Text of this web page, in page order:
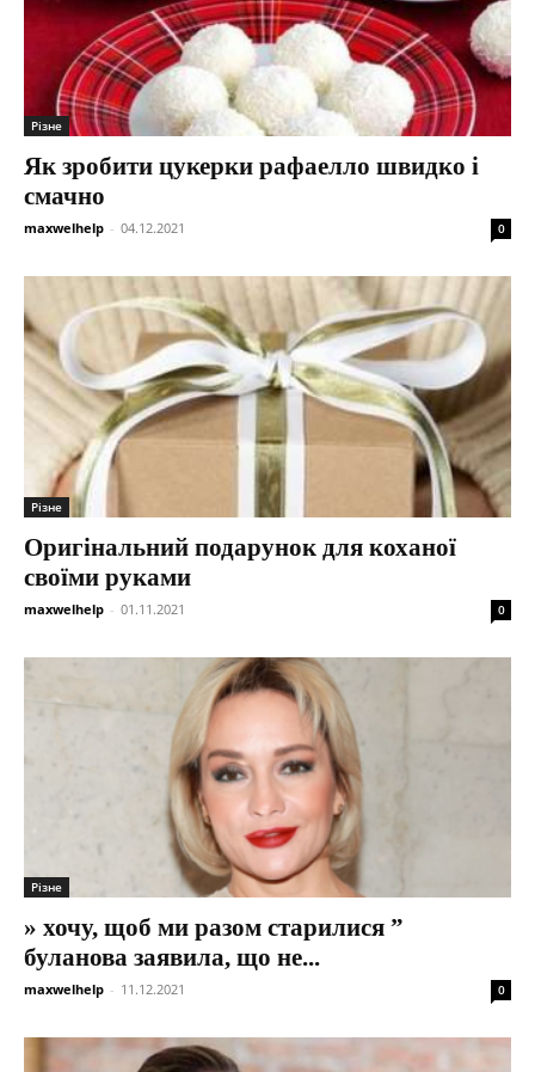
Різне
Як зробити цукерки рафаелло швидко і
смачно
maxwelhelp - 04.12.2021 0
Різне
Оригінальний подарунок для коханої
своїми руками
maxwelhelp - 01.11.2021 0
Різне
» хочу, щоб ми разом старилися ”
буланова заявила, що не...
maxwelhelp - 11.12.2021 0